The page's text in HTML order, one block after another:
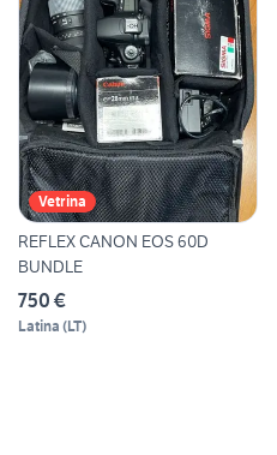
Vetrina
REFLEX CANON EOS 60D
BUNDLE
750 €
Latina (LT)